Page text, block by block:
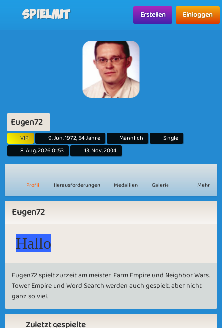
Spielmit Erstellen Einloggen
Eugen72
VIP 9. Jun, 1972, 54 Jahre Männlich
Single
8. Aug, 2026 01:53
13. Nov, 2004
Profil Herausforderungen Medaillen Galerie Mehr
Eugen72
Hallo
Eugen72 spielt zurzeit am meisten Farm Empire und Neighbor Wars.
Tower Empire und Word Search werden auch gespielt, aber nicht
ganz so viel.
Zuletzt gespielte